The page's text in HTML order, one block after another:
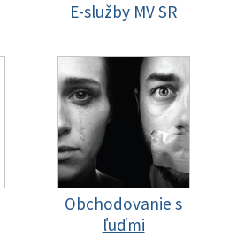
E-služby MV SR
Obchodovanie s
ľuďmi